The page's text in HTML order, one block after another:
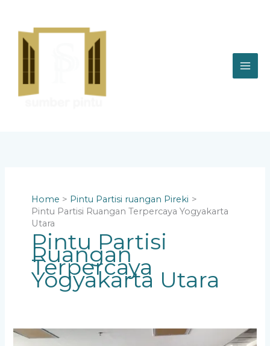
content
Home
Pintu Partisi ruangan Pireki
Pintu Partisi Ruangan Terpercaya Yogyakarta
Utara
Pintu Partisi
Ruangan
Terpercaya
Yogyakarta Utara
Kelebihan